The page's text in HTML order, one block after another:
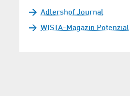
Adlershof Journal
WISTA-Magazin Potenzial